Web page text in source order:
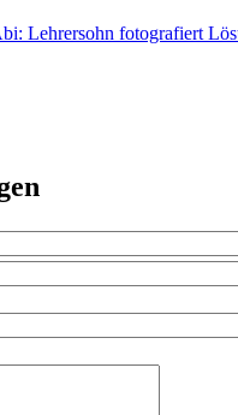
Lehrersohn fotografiert